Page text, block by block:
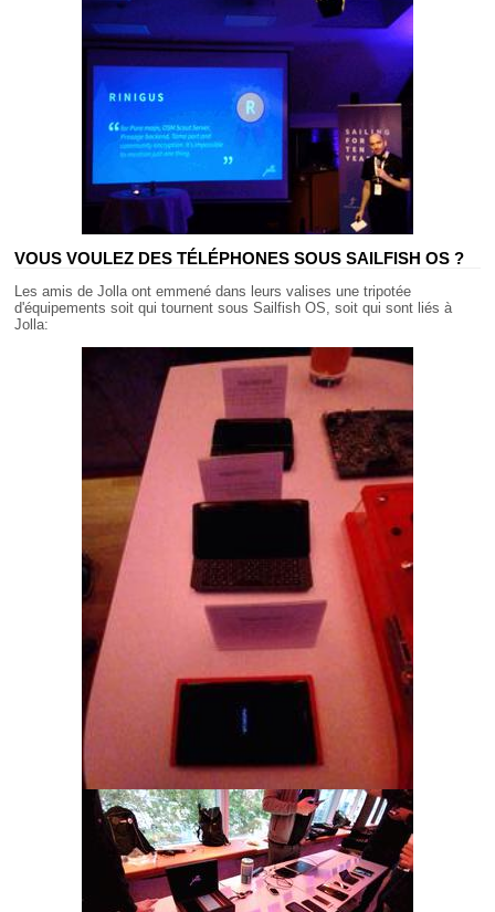
VOUS VOULEZ DES TÉLÉPHONES SOUS SAILFISH OS ?
Les amis de Jolla ont emmené dans leurs valises une tripotée
d'équipements soit qui tournent sous Sailfish OS, soit qui sont liés à
Jolla: